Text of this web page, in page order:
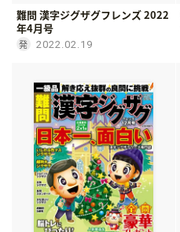
難問 漢字ジグザグフレンズ 2022
年4月号
2022.02.19